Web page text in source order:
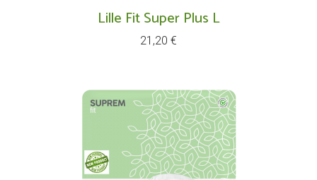
Lille Fit Super Plus L
Prix
21,20 €